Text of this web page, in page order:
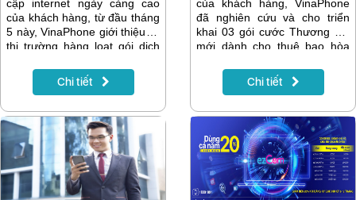
cập internet ngày càng cao
của khách hàng, từ đầu tháng
5 này, VinaPhone giới thiệu ra
thị trường hàng loạt gói dịch
gói 3G mới của VinaPhone
bao gồm BIG70, BIG100,
hàng có thể thoải mái sử dụng
3G với dung lượng lớn với
mức chi phí rất hiệu quả.
Chi tiết
của khách hàng, VinaPhone
đã nghiên cứu và cho triển
khai 03 gói cước Thương gia
mới dành cho thuê bao hòa
quốc với việc tích hợp nhiều
ưu đãi về cả số phút gọi nội,
Chi tiết